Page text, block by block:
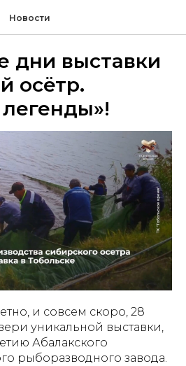
Новости
дни выставки
осётр.
и совсем скоро, 28
уникальной выставки,
Абалакского
рыборазводного завода.